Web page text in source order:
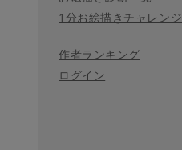
1分お絵描きチャレンジ
作者ランキング
ログイン